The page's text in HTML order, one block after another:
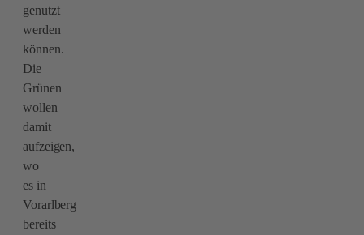
genutzt
werden
können.
Die
Grünen
wollen
damit
aufzeigen,
wo
es in
Vorarlberg
bereits